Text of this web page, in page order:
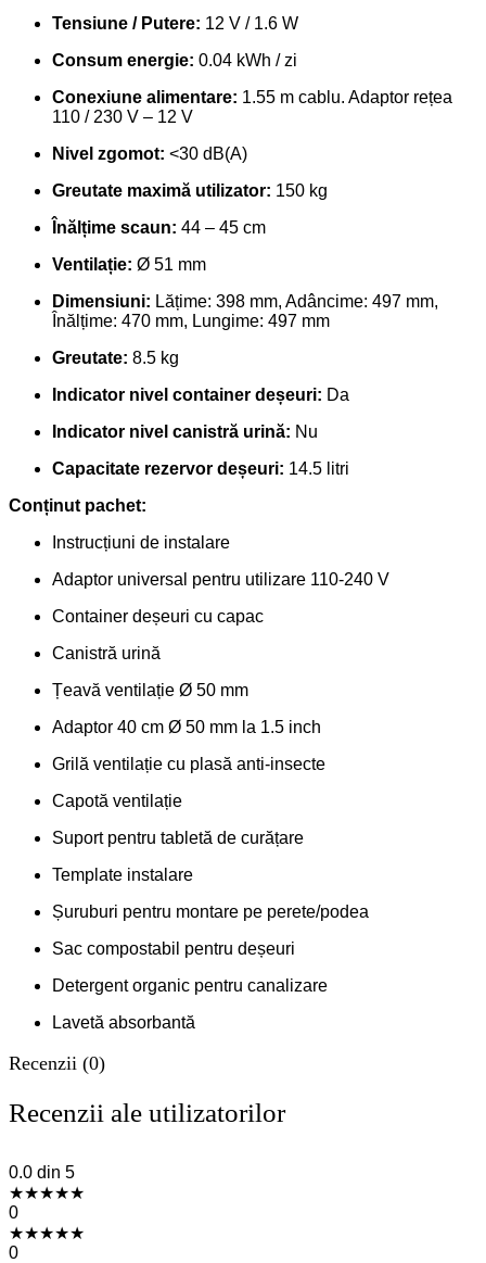
Tensiune / Putere: 12 V / 1.6 W
Consum energie: 0.04 kWh / zi
Conexiune alimentare: 1.55 m cablu. Adaptor rețea
110 / 230 V – 12 V
Nivel zgomot: <30 dB(A)
Greutate maximă utilizator: 150 kg
Înălțime scaun: 44 – 45 cm
Ventilație: Ø 51 mm
Dimensiuni: Lățime: 398 mm, Adâncime: 497 mm,
Înălțime: 470 mm, Lungime: 497 mm
Greutate: 8.5 kg
Indicator nivel container deșeuri: Da
Indicator nivel canistră urină: Nu
Capacitate rezervor deșeuri: 14.5 litri
Conținut pachet:
Instrucțiuni de instalare
Adaptor universal pentru utilizare 110-240 V
Container deșeuri cu capac
Canistră urină
Țeavă ventilație Ø 50 mm
Adaptor 40 cm Ø 50 mm la 1.5 inch
Grilă ventilație cu plasă anti-insecte
Capotă ventilație
Suport pentru tabletă de curățare
Template instalare
Șuruburi pentru montare pe perete/podea
Sac compostabil pentru deșeuri
Detergent organic pentru canalizare
Lavetă absorbantă
Recenzii (0)
Recenzii ale utilizatorilor
0.0 din 5
★★★★★
0
★★★★★
0